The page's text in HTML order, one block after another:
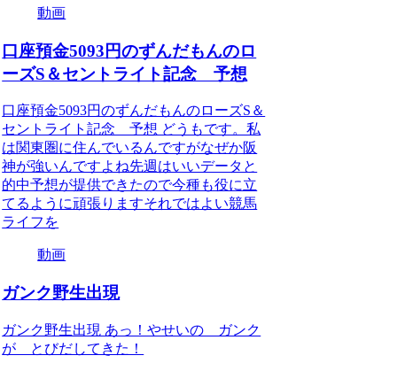
動画
口座預金5093円のずんだもんのロ
ーズS＆セントライト記念 予想
口座預金5093円のずんだもんのローズS＆
セントライト記念 予想 どうもです。私
は関東圏に住んでいるんですがなぜか阪
神が強いんですよね先週はいいデータと
的中予想が提供できたので今種も役に立
てるように頑張りますそれではよい競馬
ライフを
動画
ガンク野生出現
ガンク野生出現 あっ！やせいの ガンク
が とびだしてきた！